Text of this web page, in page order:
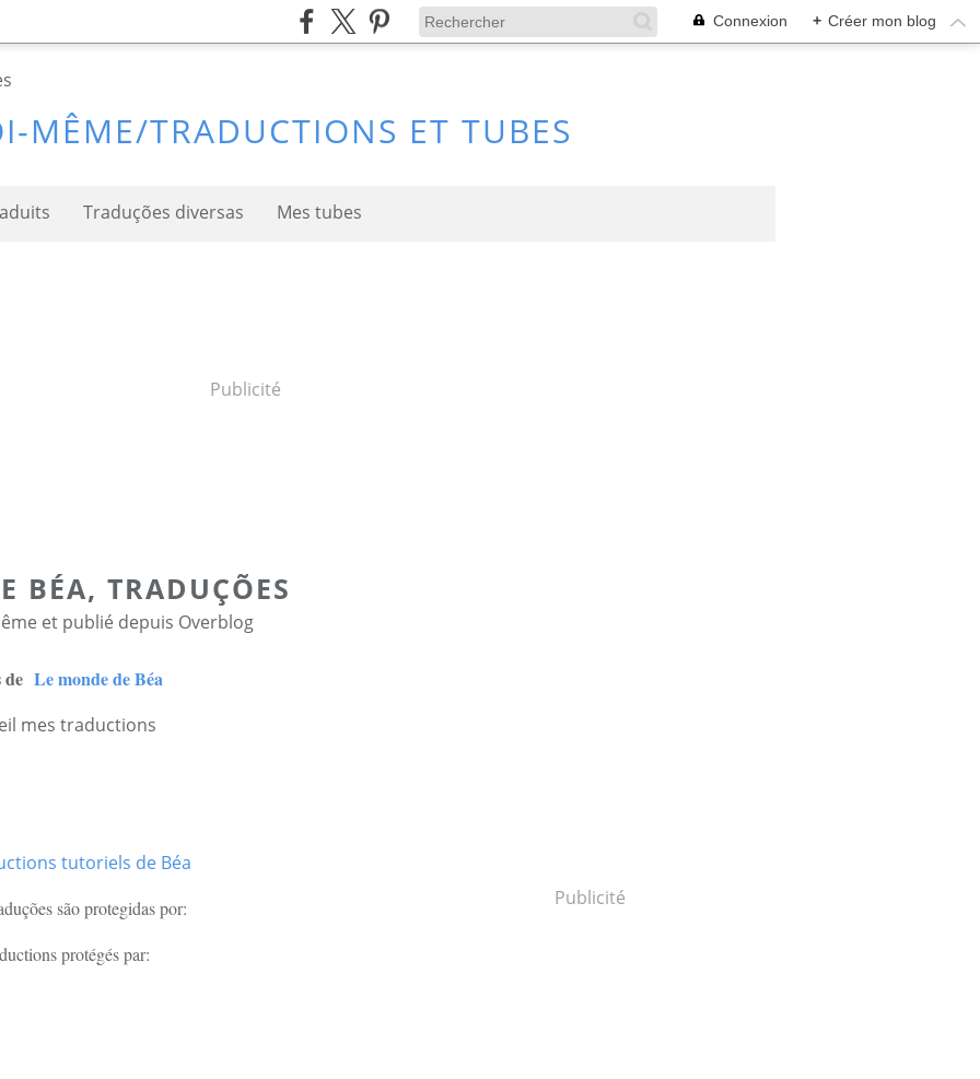
Connexion + Créer mon blog
MÊME/TRADUCTIONS ET TUBES
Traduções diversas Mes tubes
Publicité
BÉA, TRADUÇÕES
et publié depuis Overblog
Le monde de Béa
são protegidas por:
protégés par:
Publicité